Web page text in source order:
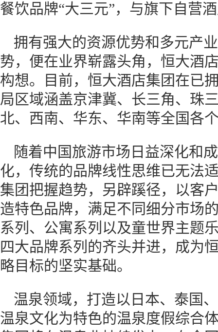
餐饮品牌“大三元”，与旗下自营
拥有强大的资源优势和多元产
势，便在业界崭露头角，恒大酒
构想。目前，恒大酒店集团在已
局区域涵盖京津冀、长三角、珠
北、西南、华东、华南等全国各
随着中国旅游市场日益深化和
化，传统的品牌线性思维已无法
集团把握趋势，另辟蹊径，以客
造特色品牌，满足不同细分市场
系列、公寓系列以及童世界主题
四大品牌系列的齐头并进，成为
略目标的坚实基础。
温泉领域，打造以日本、泰国
温泉文化为特色的温泉度假综合